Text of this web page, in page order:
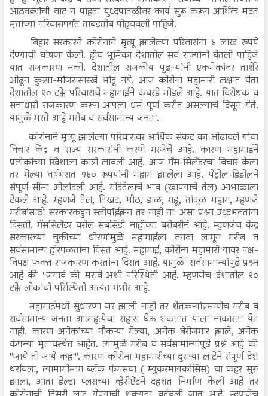
आठवड्यांची वाट न पाहता युध्दपातळीवर कार्य सुरू करून आर्थिक मदत
मृतांच्या परिवारापर्यंत ताबडतोब पोहचवली पाहिजे.
बिहार सरकारने कोरोनाने मृत्यू झालेल्या परिवारांना ४ लाख रुपये
देण्याची घोषणा केली. हीच भूमिका देशातील सर्व राज्यांनी घेतली पाहिजे
यात राजकारण नको. देशातील राजकीय पुढाऱ्यांनी एकमेकांवर ताशेरे
ओढून कुत्र्या-मांजरासारखे भांडू नये. आज कोरोना महामारी लक्षात घेता
देशातील ९० टक्के परिवाराचे महागाईने कंबरडे मोडले आहे. यात विरोधक व
सत्ताधारी राजकारण करून आपला धर्म पूर्ण करीत असल्याचे दिसून येते.
यामुळे मरते आहे गरीब व सर्वसामान्य जनता.
कोरोनाने मृत्यू झालेल्या परिवारावर आर्थिक संकट का ओढावले यांचा
विचार केंद्र व राज्य सरकारांनी करणे गरजेचे आहे. कारण महागाईने
प्रत्येकांच्या खिशाला कात्री लावली आहे. आज गॅस सिलेंडरचा विचार केला
तर गेल्या वर्षभरात १४० रूपयांनी महाग झालेला आहे. पेट्रोल-डिझेलने
संपूर्ण सीमा ओलांडली आहे. गोडेतेलाचे भाव (खाण्याचे तेल) आभाळाला
टेकले आहे. म्हणजे तेल, तिखट, मीठ, डाळ, गहू, तांदूळ महाग, म्हणजे
गरीबांसाठी सरकारकडुन स्लोपॉईझन तर नाही ना! असा प्रश्र्न उध्दभवतांना
दिसतो. गॅससिलेंडर वरील सबसिडी नाहीच्या बरोबरीने आहे. म्हणजेच केंद्र
सरकारच्या चुकीच्या धोरणांमुळे महागाईला वनवा लागून गरीब व
सर्वसामान्य होरपळतांना दिसत आहे. महागाई, कोरोना महामारी यावर पक्ष-
विपक्ष फक्त राजकारण करतांना दिसत आहे. यामुळे सर्वसामान्यांपुढे प्रश्र्न
आहे की "जगावे की मरावे"अशी परिस्थिती आहे. म्हणजेच देशातील ९०
टक्के लोकांची परिस्थिती अत्यंत गंभीर आहे.
महागाईमध्ये सुधारणा जर झाली नाही तर शेतकऱ्यांप्रमाणेच गरीब व
सर्वसामान्य जनता आत्महत्येचा सहारा घेऊ शकतात याला नाकारता येत
नाही. कारण अनेकांच्या नौकऱ्या गेल्या, अनेक बेरोजगार झाले, अनेक
कंपन्या मृतावस्थेत आहेत. त्यामुळे गरीब व सर्वसामान्यांपुढे प्रश्न आहे की
"जाये तो जाये कहा". कारण कोरोना महामारीच्या दुसऱ्या लाटेने संपूर्ण देश
थर्रावला, त्यामागोमाग ब्लॅक फंगसचा ( म्युकरमायकोसिस) चा कहर सुरू
झाला, आता डेल्टा प्लसच्या व्हेरीऐंटने दहशत निर्माण केली आहे तर